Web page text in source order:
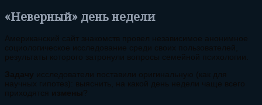
«Неверный» день недели
Американский сайт знакомств провел независимое анонимное
социологическое исследование среди своих пользователей,
результаты которого затронули вопросы семейной психологии.
Задачу исследователи поставили оригинальную (как для
научных гипотез): выяснить, на какой день недели чаще всего
приходятся
измены ?